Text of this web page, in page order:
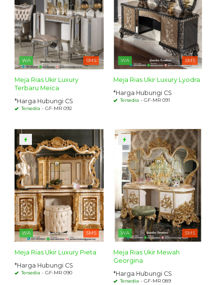
WA SMS
Meja Rias Ukir Luxury
Terbaru Meica
*Harga Hubungi CS
Tersedia - GF-MR 092
WA SMS
Meja Rias Ukir Luxury Lyodra
*Harga Hubungi CS
Tersedia - GF-MR 091
WA SMS
Meja Rias Ukir Luxury Pieta
*Harga Hubungi CS
Tersedia - GF-MR 090
WA SMS
Meja Rias Ukir Mewah
Georgina
*Harga Hubungi CS
Tersedia - GF-MR 089